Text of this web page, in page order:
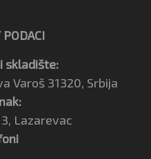
PODACI
skladište:
Varoš 31320, Srbija
Lazarevac